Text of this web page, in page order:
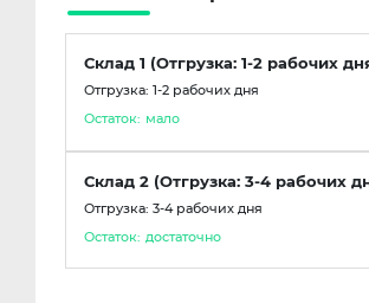
Склад 1 (Отгрузка: 1-2 рабочих
Отгрузка: 1-2 рабочих дня
Остаток: мало
Склад 2 (Отгрузка: 3-4 рабочих
Отгрузка: 3-4 рабочих дня
Остаток: достаточно